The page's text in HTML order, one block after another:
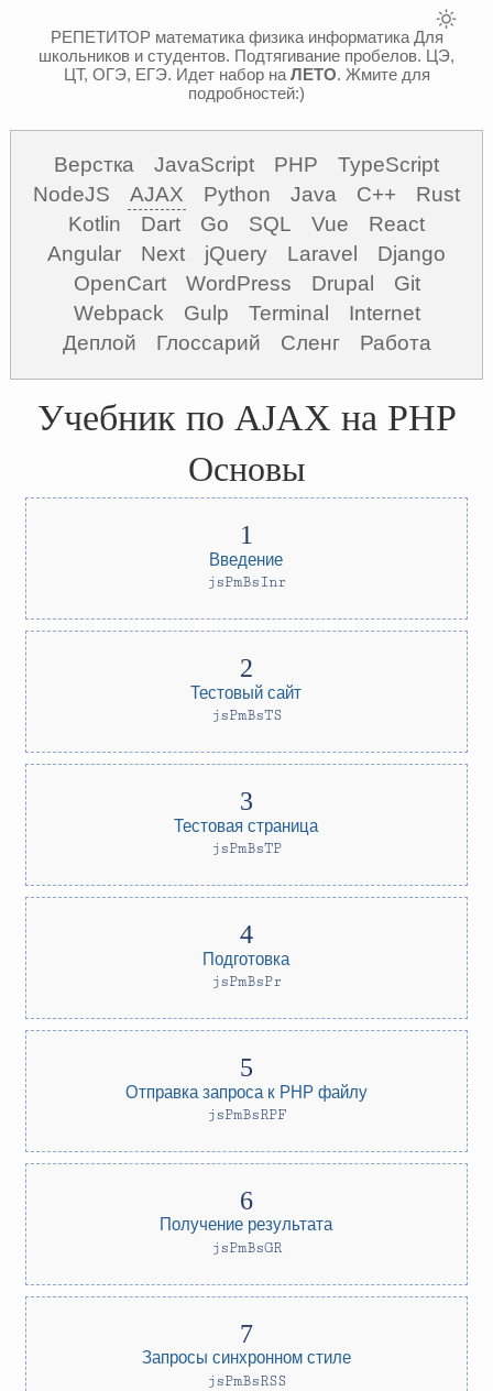
РЕПЕТИТОР математика физика информатикаДля
школьников и студентов. Подтягивание пробелов. ЦЭ,
ЦТ, ОГЭ, ЕГЭ. Идет набор на ЛЕТО. Жмите для
подробностей:)
Верстка JavaScript PHP
TypeScript
NodeJS
AJAX Python Java C++
Rust
Kotlin
Dart Go SQL Vue
React
Angular
Next jQuery Laravel
Django
OpenCart
WordPress Drupal
Git
Webpack
Gulp Terminal
Internet
Деплой
Глоссарий Сленг Работа
Учебник по AJAX на PHP
Основы
Введение
jsPmBsInr
Тестовый сайт
jsPmBsTS
Тестовая страница
jsPmBsTP
Подготовка
jsPmBsPr
Отправка запроса к PHP файлу
jsPmBsRPF
Получение результата
jsPmBsGR
Запросы синхронном стиле
jsPmBsRSS